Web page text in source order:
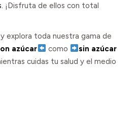
¡Disfruta de ellos con total
explora toda nuestra gama de
azúcar como
sin azúcar
cuidas tu salud y el medio